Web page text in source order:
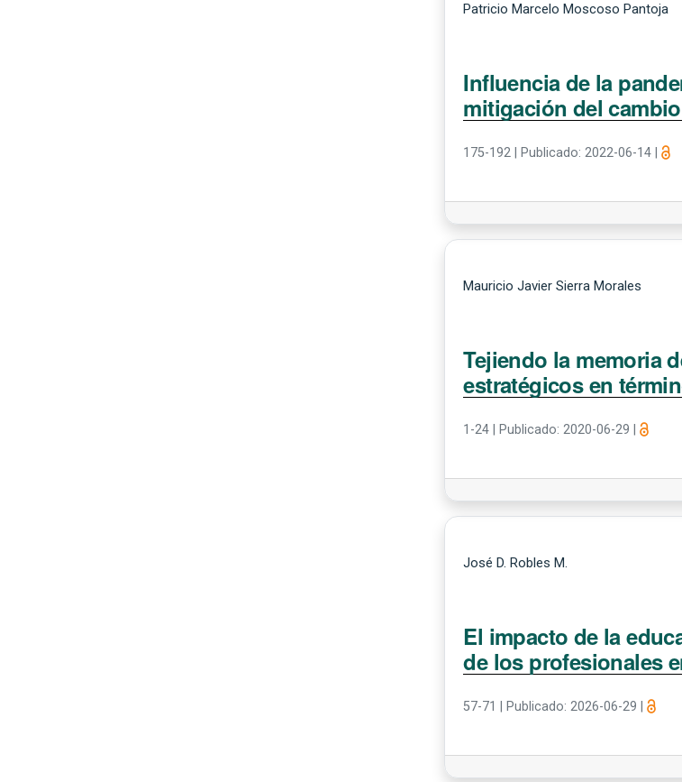
Patricio Marcelo Moscoso Pantoja
Influencia de la
mitigación del
175-192 Publicado: 2022-06-14 |
Mauricio Javier Sierra Morales
Tejiendo la memoria
estratégicos en
1-24 Publicado: 2020-06-29 |
José D. Robles M.
El impacto de la
de los profesionales
57-71 Publicado: 2026-06-29 |